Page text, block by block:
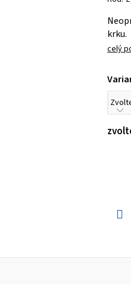
0,0
z 5
krku.
celý